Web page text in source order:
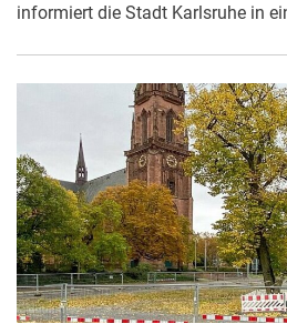
informiert die Stadt Karlsruhe in